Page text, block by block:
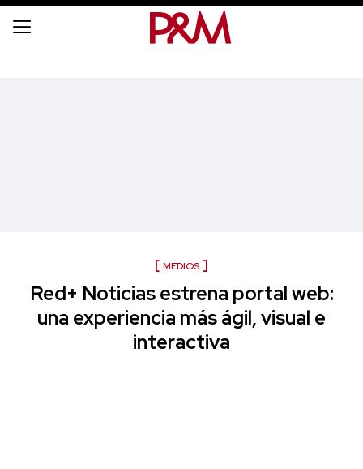
MEDIOS
Red+ Noticias estrena portal web:
una experiencia más ágil, visual e
interactiva